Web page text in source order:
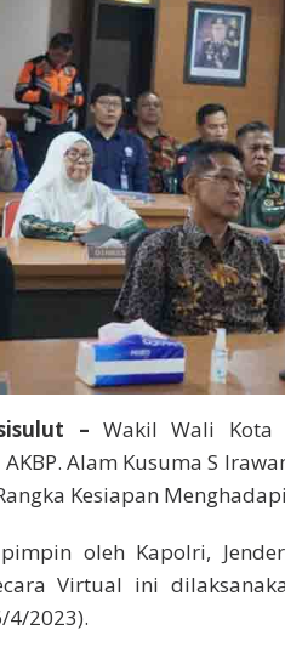
– Wakil Wali Kota
Alam Kusuma S
Kesiapan
oleh Kapolri,
Virtual ini
4/2023).